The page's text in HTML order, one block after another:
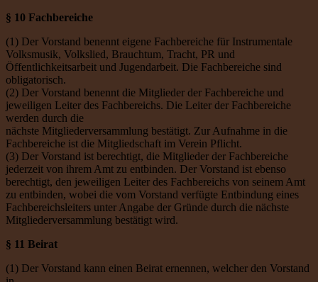
§ 10 Fachbereiche
(1) Der Vorstand benennt eigene Fachbereiche für Instrumentale
Volksmusik, Volkslied, Brauchtum, Tracht, PR und
Öffentlichkeitsarbeit und Jugendarbeit. Die Fachbereiche sind
obligatorisch.
(2) Der Vorstand benennt die Mitglieder der Fachbereiche und
jeweiligen Leiter des Fachbereichs. Die Leiter der Fachbereiche
werden durch die
nächste Mitgliederversammlung bestätigt. Zur Aufnahme in die
Fachbereiche ist die Mitgliedschaft im Verein Pflicht.
(3) Der Vorstand ist berechtigt, die Mitglieder der Fachbereiche
jederzeit von ihrem Amt zu entbinden. Der Vorstand ist ebenso
berechtigt, den jeweiligen Leiter des Fachbereichs von seinem Amt
zu entbinden, wobei die vom Vorstand verfügte Entbindung eines
Fachbereichsleiters unter Angabe der Gründe durch die nächste
Mitgliederversammlung bestätigt wird.
§ 11 Beirat
(1) Der Vorstand kann einen Beirat ernennen, welcher den Vorstand